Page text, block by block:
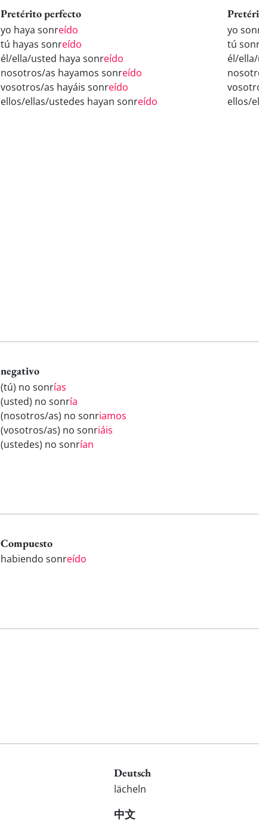
Pretérito perfecto
yo haya sonreído
tú hayas sonreído
él/ella/usted haya sonreído
nosotros/as hayamos sonreído
vosotros/as hayáis sonreído
ellos/ellas/ustedes hayan sonreído
yo
tú
él/
ellos/
negativo
(tú) no sonrías
(usted) no sonría
(nosotros/as) no sonriamos
(vosotros/as) no sonriáis
(ustedes) no sonrían
Compuesto
habiendo sonreído
Deutsch
lächeln
中文